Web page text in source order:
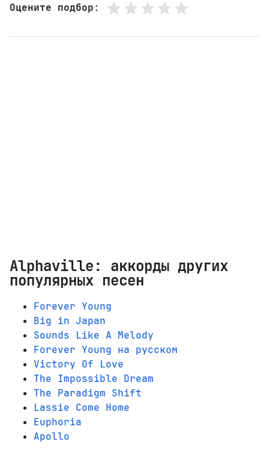
Оцените подбор:
Alphaville: аккорды других
популярных песен
Forever Young
Big in Japan
Sounds Like A Melody
Forever Young на русском
Victory Of Love
The Impossible Dream
The Paradigm Shift
Lassie Come Home
Euphoria
Apollo